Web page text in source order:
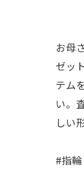
お母
ゼッ
テム
い。
しい
#指輪